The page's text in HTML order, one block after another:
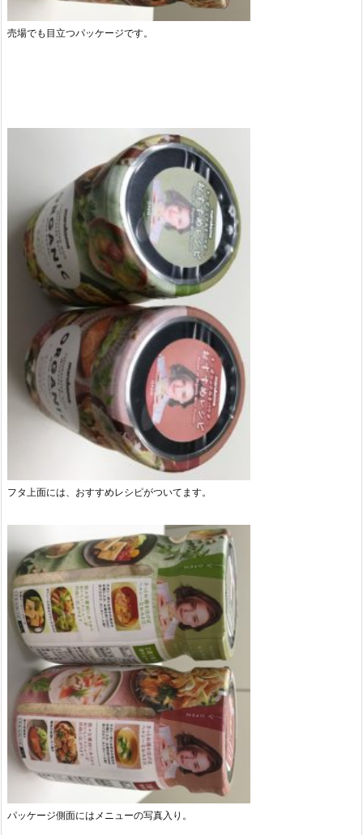
売場でも目立つパッケージです。
フタ上面には、おすすめレシピがついてます。
パッケージ側面にはメニューの写真入り。